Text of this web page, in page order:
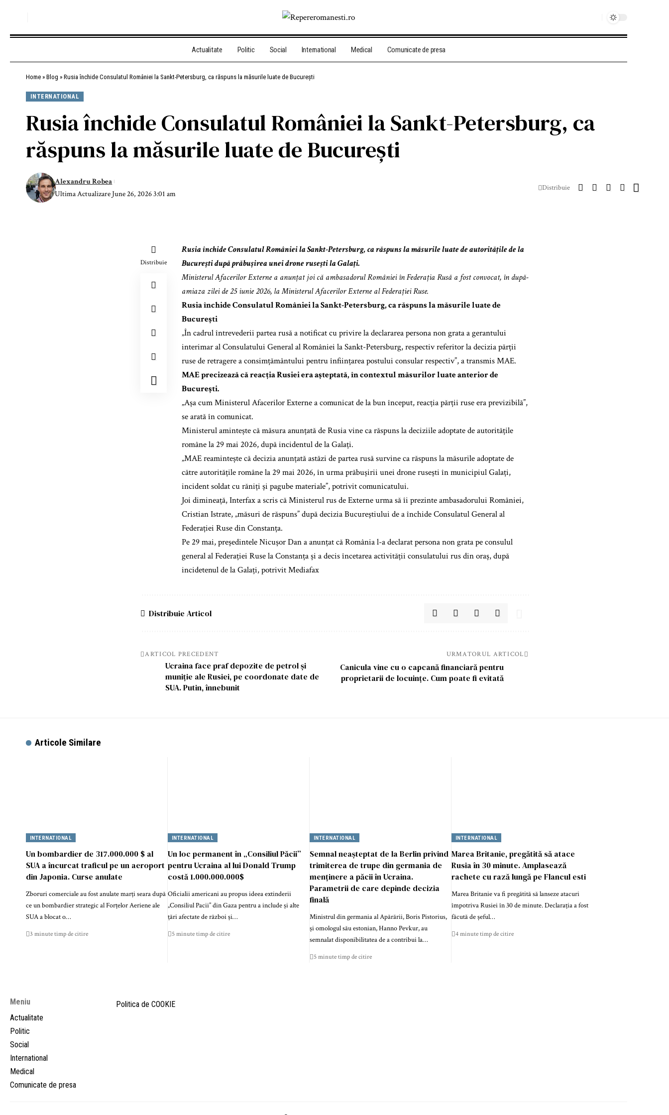
Actualitate Politic Social International Medical Comunicate de presa
Home » Blog » Rusia închide Consulatul României la Sankt-Petersburg, ca răspuns la măsurile luate de București
INTERNATIONAL
Rusia închide Consulatul României la Sankt-Petersburg, ca
răspuns la măsurile luate de București
Ultima Actualizare June 26, 2026 3:01 am
Alexandru Robea
Distribuie
Distribuie
Rusia închide Consulatul României la Sankt-Petersburg, ca răspuns la măsurile luate de autoritățile de la
București după prăbușirea unei drone rusești la Galați.
Ministerul Afacerilor Externe a anunțat joi că ambasadorul României în Federația Rusă a fost convocat, în după-
amiaza zilei de 25 iunie 2026, la Ministerul Afacerilor Externe al Federației Ruse.
Rusia închide Consulatul României la Sankt-Petersburg, ca răspuns la măsurile luate de
București
„În cadrul întrevederii partea rusă a notificat cu privire la declararea persona non grata a gerantului
interimar al Consulatului General al României la Sankt-Petersburg, respectiv referitor la decizia părții
ruse de retragere a consimțământului pentru înființarea postului consular respectiv”, a transmis MAE.
MAE precizează că reacția Rusiei era așteptată, în contextul măsurilor luate anterior de
București.
„Așa cum Ministerul Afacerilor Externe a comunicat de la bun început, reacția părții ruse era previzibilă”,
se arată în comunicat.
Ministerul amintește că măsura anunțată de Rusia vine ca răspuns la deciziile adoptate de autoritățile
române la 29 mai 2026, după incidentul de la Galați.
„MAE reamintește că decizia anunțată astăzi de partea rusă survine ca răspuns la măsurile adoptate de
către autoritățile române la 29 mai 2026, în urma prăbușirii unei drone rusești în municipiul Galați,
incident soldat cu răniți și pagube materiale”, potrivit comunicatului.
Joi dimineață, Interfax a scris că Ministerul rus de Externe urma să îi prezinte ambasadorului României,
Cristian Istrate, „măsuri de răspuns” după decizia Bucureștiului de a închide Consulatul General al
Federației Ruse din Constanța.
Pe 29 mai, președintele Nicușor Dan a anunțat că România l-a declarat persona non grata pe consulul
general al Federației Ruse la Constanța și a decis încetarea activității consulatului rus din oraș, după
incidetenul de la Galați, potrivit Mediafax
Distribuie Articol
ARTICOL PRECEDENT
Ucraina face praf depozite de petrol și
muniție ale Rusiei, pe coordonate date de
SUA. Putin, înnebunit
URMATORUL ARTICOL
Canicula vine cu o capcană financiară pentru
proprietarii de locuințe. Cum poate fi evitată
Articole Similare
INTERNATIONAL
Un bombardier de 317.000.000 $ al
SUA a încurcat traficul pe un aeroport
din Japonia. Curse anulate
Zboruri comerciale au fost anulate marți seara după
ce un bombardier strategic al Forțelor Aeriene ale
SUA a blocat o…
3 minute timp de citire
INTERNATIONAL
Un loc permanent în „Consiliul Păcii”
pentru Ucraina al lui Donald Trump
costă 1.000.000.000$
Oficialii americani au propus ideea extinderii
„Consiliul Pacii” din Gaza pentru a include și alte
țări afectate de război și…
5 minute timp de citire
INTERNATIONAL
Semnal neașteptat de la Berlin privind
trimiterea de trupe din germania de
menținere a păcii în Ucraina.
Parametrii de care depinde decizia
finală
Ministrul din germania al Apărării, Boris Pistorius,
și omologul său estonian, Hanno Pevkur, au
semnalat disponibilitatea de a contribui la…
5 minute timp de citire
INTERNATIONAL
Marea Britanie, pregătită să atace
Rusia în 30 minute. Amplasează
rachete cu rază lungă pe Flancul esti
Marea Britanie va fi pregătită să lanseze atacuri
împotriva Rusiei în 30 de minute. Declarația a fost
făcută de șeful…
4 minute timp de citire
Meniu
Actualitate
Politic
Social
International
Medical
Comunicate de presa
Politica de COOKIE